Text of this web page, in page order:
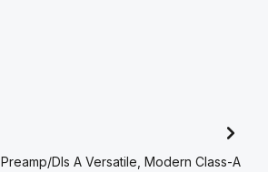
DIs A Versatile, Modern Class-A